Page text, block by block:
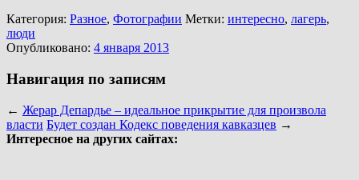
Категория: Разное, Фотографии Метки: интересно, лагерь,
люди
Опубликовано: 4 января 2013
Навигация по записям
← Жерар Депардье – идеальное прикрытие для произвола
власти Будет создан Кодекс поведения кавказцев →
Интересное на других сайтах: